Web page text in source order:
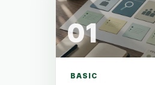
01
BASIC